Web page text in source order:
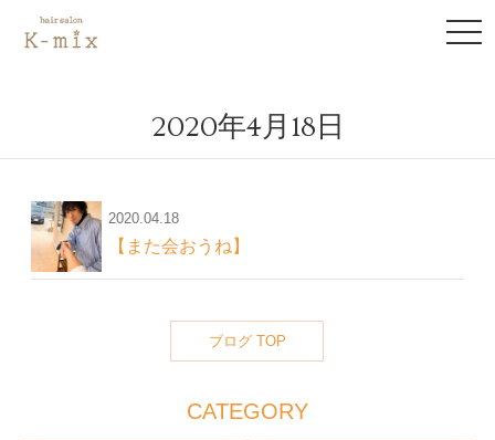
2020年4月18日
2020.04.18
【また会おうね】
ブログ TOP
CATEGORY